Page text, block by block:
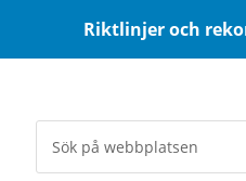
Riktlinjer och